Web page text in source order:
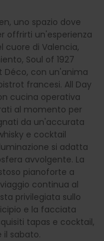
uno spazio dove
offrirti un'esperienza
cuore di Valencia,
Soul of 1927
Déco, con un'anima
francesi. All Day
cucina operativa
al momento per
da un'accurata
e cocktail
si adatta
avvolgente. La
pianoforte a
continua al
privilegiata sullo
e la facciata
tapas e cocktail,
il sabato.